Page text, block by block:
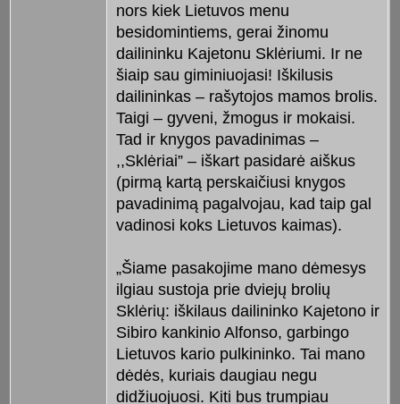
nors kiek Lietuvos menu
besidomintiems, gerai žinomu
dailininku Kajetonu Sklėriumi. Ir ne
šiaip sau giminiuojasi! Iškilusis
dailininkas – rašytojos mamos brolis.
Taigi – gyveni, žmogus ir mokaisi.
Tad ir knygos pavadinimas –
,,Sklėriai” – iškart pasidarė aiškus
(pirmą kartą perskaičiusi knygos
pavadinimą pagalvojau, kad taip gal
vadinosi koks Lietuvos kaimas).
„Šiame pasakojime mano dėmesys
ilgiau sustoja prie dviejų brolių
Sklėrių: iškilaus dailininko Kajetono ir
Sibiro kankinio Alfonso, garbingo
Lietuvos kario pulkininko. Tai mano
dėdės, kuriais daugiau negu
didžiuojuosi. Kiti bus trumpiau